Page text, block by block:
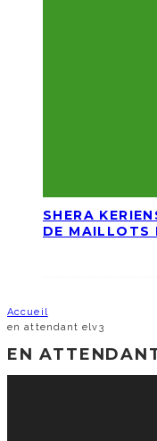
SHERA
DE MAILLOTS
Accueil
en attendant elv3
EN